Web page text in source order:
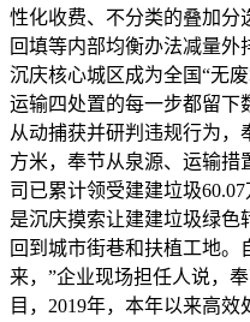
性化收费、不分类的叠加分
回填等内部均衡办法减量外
沉庆核心城区成为全国“无
运输四处置的每一步都留下
从动捕获并研判违规行为，
方米，奉节从泉源、运输措
司已累计领受建建垃圾
是沉庆摸索让建建垃圾绿色
回到城市街巷和扶植工地。
来，”企业现场担任人说，
目，2019年，本年以来高